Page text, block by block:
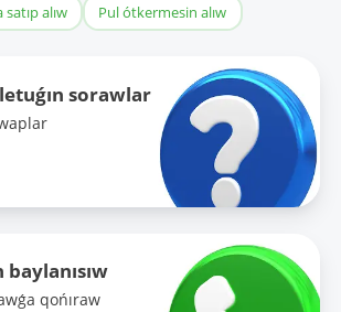
alıw
Pul ótkermesin alıw
sorawlar
qońıraw